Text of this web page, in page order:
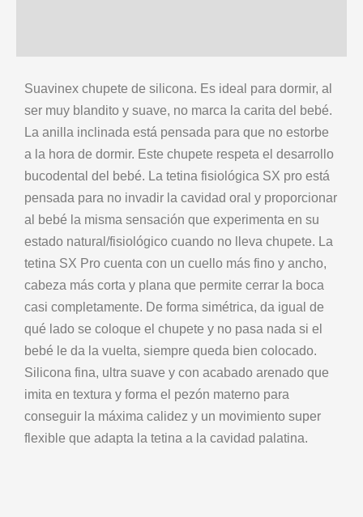
Suavinex chupete de silicona. Es ideal para dormir, al
ser muy blandito y suave, no marca la carita del bebé.
La anilla inclinada está pensada para que no estorbe
a la hora de dormir. Este chupete respeta el desarrollo
bucodental del bebé. La tetina fisiológica SX pro está
pensada para no invadir la cavidad oral y proporcionar
al bebé la misma sensación que experimenta en su
estado natural/fisiológico cuando no lleva chupete. La
tetina SX Pro cuenta con un cuello más fino y ancho,
cabeza más corta y plana que permite cerrar la boca
casi completamente. De forma simétrica, da igual de
qué lado se coloque el chupete y no pasa nada si el
bebé le da la vuelta, siempre queda bien colocado.
Silicona fina, ultra suave y con acabado arenado que
imita en textura y forma el pezón materno para
conseguir la máxima calidez y un movimiento super
flexible que adapta la tetina a la cavidad palatina.